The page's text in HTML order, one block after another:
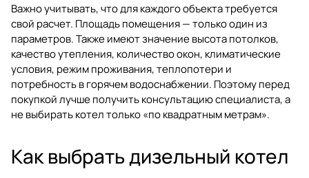
Важно учитывать, что для каждого объекта требуется
свой расчет. Площадь помещения — только один из
параметров. Также имеют значение высота потолков,
качество утепления, количество окон, климатические
условия, режим проживания, теплопотери и
потребность в горячем водоснабжении. Поэтому перед
покупкой лучше получить консультацию специалиста, а
не выбирать котел только «по квадратным метрам».
Как выбрать дизельный котел